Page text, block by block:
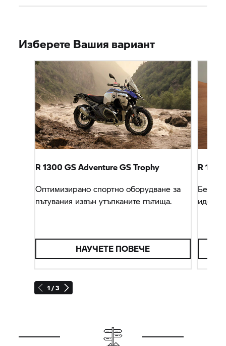
Изберете Вашия вариант
1 / 3
R 1300 GS AdventureGS Trophy
Оптимизирано спортно оборудване за
пътувания извън утъпканите пътища.
НАУЧЕТЕ ПОВЕЧЕ
R